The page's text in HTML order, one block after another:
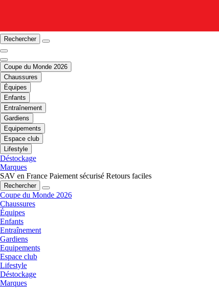
Rechercher
Coupe du Monde 2026
Chaussures
Équipes
Enfants
Entraînement
Gardiens
Equipements
Espace club
Lifestyle
Déstockage
Marques
SAV en France Paiement sécurisé Retours faciles
Rechercher
Coupe du Monde 2026
Chaussures
Équipes
Enfants
Entraînement
Gardiens
Equipements
Espace club
Lifestyle
Déstockage
Marques